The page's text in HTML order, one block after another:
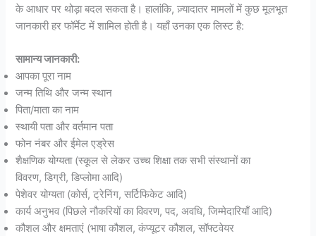
के आधार पर थोड़ा बदल सकता है। हालांकि, ज़्यादातर मामलों में कुछ मूलभूत
जानकारी हर फॉर्मेट में शामिल होती है। यहाँ उनका एक लिस्ट है:
सामान्य जानकारी:
आपका पूरा नाम
जन्म तिथि और जन्म स्थान
पिता/माता का नाम
स्थायी पता और वर्तमान पता
फोन नंबर और ईमेल एड्रेस
शैक्षणिक योग्यता (स्कूल से लेकर उच्च शिक्षा तक सभी संस्थानों का
विवरण, डिग्री, डिप्लोमा आदि)
पेशेवर योग्यता (कोर्स, ट्रेनिंग, सर्टिफिकेट आदि)
कार्य अनुभव (पिछले नौकरियों का विवरण, पद, अवधि, जिम्मेदारियाँ आदि)
कौशल और क्षमताएं (भाषा कौशल, कंप्यूटर कौशल, सॉफ्टवेयर